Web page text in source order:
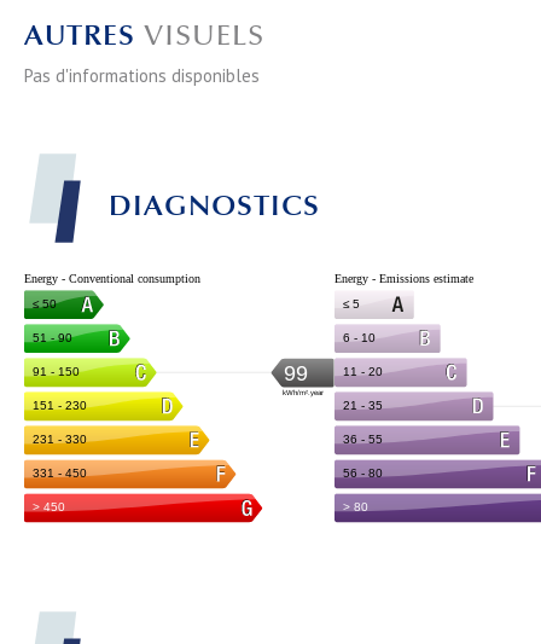
AUTRES VISUELS
Pas d'informations disponibles
DIAGNOSTICS